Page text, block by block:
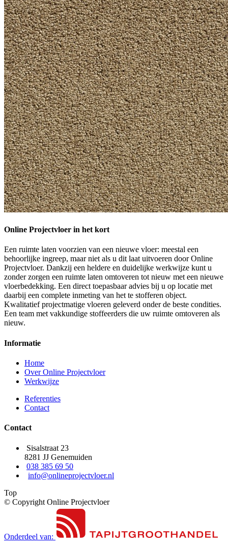
Online Projectvloer in het kort
Een ruimte laten voorzien van een nieuwe vloer: meestal een
behoorlijke ingreep, maar niet als u dit laat uitvoeren door Online
Projectvloer. Dankzij een heldere en duidelijke werkwijze kunt u
zonder zorgen een ruimte laten omtoveren tot nieuw met een nieuwe
vloerbedekking. Een direct toepasbaar advies bij u op locatie met
daarbij een complete inmeting van het te stofferen object.
Kwalitatief projectmatige vloeren geleverd onder de beste condities.
Een team met vakkundige stoffeerders die uw ruimte omtoveren als
nieuw.
Informatie
Home
Over Online Projectvloer
Werkwijze
Referenties
Contact
Contact
Sisalstraat 23
8281 JJ Genemuiden
038 385 69 50
info@onlineprojectvloer.nl
Top
© Copyright Online Projectvloer
Onderdeel van: